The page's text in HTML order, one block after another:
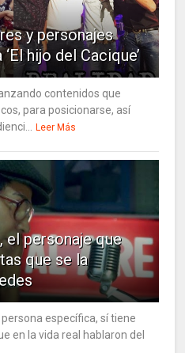
y personajes
hijo del Cacique’
contenidos que
para posicionarse, así
Leer Más
el personaje que
que se la
específica, sí tiene
en la vida real hablaron del